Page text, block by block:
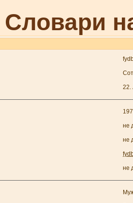
Словари
22.
не
не
не